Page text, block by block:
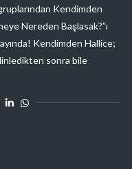
Kendimden
Nereden Başlasak?”ı
Kendimden Hallice;
sonra bile